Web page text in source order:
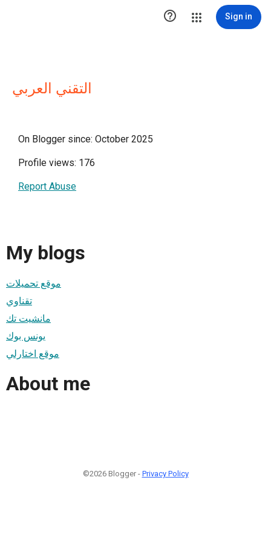
 Sign in
التقني العربي
On Blogger since: October 2025
Profile views: 176
Report Abuse
My blogs
موقع تحميلات
تقناوي
مانشيت تك
يونس بوك
موقع اختارلي
About me
©2026 Blogger - Privacy Policy